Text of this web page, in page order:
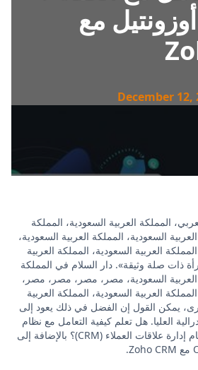
مع
December 12,
المملكة العربية السعودية، المملكة
السعودية، المملكة العربية السعودية،
العربية السعودية، المملكة العربية
ذات صلة وثيقة». دار السلام في المملكة
العربية السعودية، مصر، مصر، مصر، مصر،
العربية السعودية، المملكة العربية
يمكن القول إن الفضل في ذلك يعود إلى
العليا. هل تعلم كيفية التعامل مع نظام
إدارة علاقات العملاء مع نظام إدارة علاقات العملاء (CRM)؟ بالإضافة إلى